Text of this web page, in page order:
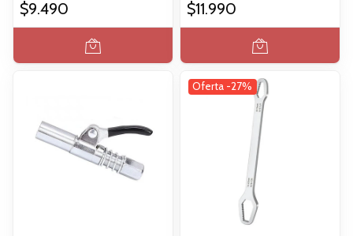
$9.490 $11.990
Oferta -27%